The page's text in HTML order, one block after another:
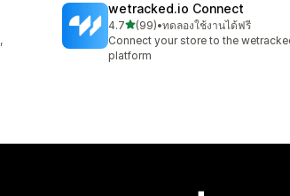
wetracked.io Connect
4.7เต็ม 5 ดาว
(99)
ทั้งหมด 99 รีวิว
•ทดลองใช้งานได้ฟรี
Connect your store to the
platform